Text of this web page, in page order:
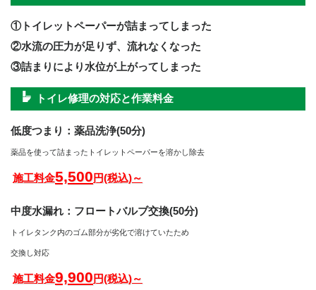
①トイレットペーパーが詰まってしまった
②水流の圧力が足りず、流れなくなった
③詰まりにより水位が上がってしまった
トイレ修理の対応と作業料金
低度つまり：薬品洗浄(50分)
薬品を使って詰まったトイレットペーパーを溶かし除去
施工料金5,500円(税込)～
中度水漏れ：フロートバルブ交換(50分)
トイレタンク内のゴム部分が劣化で溶けていたため
交換し対応
施工料金9,900円(税込)～